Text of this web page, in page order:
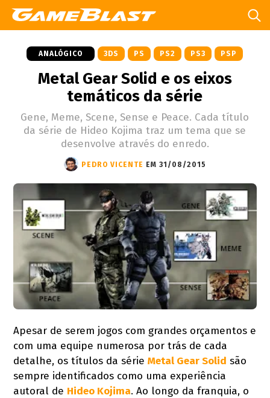
ANALÓGICO 3DS PS PS2 PS3 PSP
Metal Gear Solid e os eixos
temáticos da série
Gene, Meme, Scene, Sense e Peace. Cada título
da série de Hideo Kojima traz um tema que se
desenvolve através do enredo.
PEDRO VICENTE EM 31/08/2015
Apesar de serem jogos com grandes orçamentos e
com uma equipe numerosa por trás de cada
detalhe, os títulos da sérieMetal Gear Solid são
sempre identificados como uma experiência
autoral de Hideo Kojima. Ao longo da franquia, o